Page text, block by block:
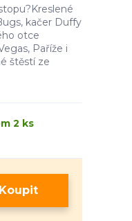
kačer Duffy
otce
Paříže i
štěstí ze
2 ks
Koupit